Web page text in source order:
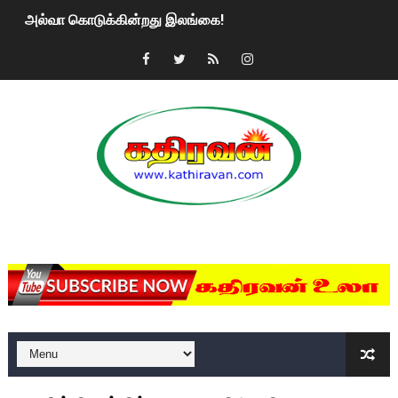
அல்வா கொடுக்கின்றது இலங்கை!
2ஆம் நாள் உக்ரைன் யுத்தம்!! எங்களைத் தனிமையில்
மகிந்த ராஜபக்சே பதவி விலக திட்டம்?
ரவுடி பேபிக்கு நடந்த தரமான சம்பவம்.. ஆபாச வீடியோக்களால்
குண்டை தூக்கிப்போட்ட ஆய்வு…. இந்தியாவின் “கோவிஷீல்டு”
யாழில் தமிழின தலைவர் பிரபாகரனின் பிறந்தநாளை
ஏர்போர்ட்டில் உதைத்த நபர் யார், என்ன நடந்தது?: உண்மையை
சீனா இலங்கையிடம் 8 மில்லியன் அமெரிக்க டொலர் நட்டஈடு